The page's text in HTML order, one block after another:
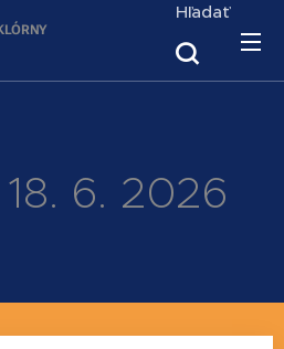
Hľadať
6. 2026